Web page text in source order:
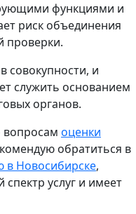
функциями и
риск объединения
проверки.
совокупности, и
служить основанием
органов.
вопросам оценки
обратиться в
в Новосибирске,
услуг и имеет